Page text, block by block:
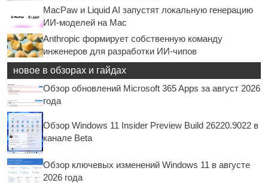
MacPaw и Liquid AI запустят локальную генерацию
ИИ-моделей на Mac
Anthropic формирует собственную команду
инженеров для разработки ИИ-чипов
новое в обзорах и гайдах
Обзор обновлений Microsoft 365 Apps за август 2026
года
Обзор Windows 11 Insider Preview Build 26220.9022 в
канале Beta
Обзор ключевых изменений Windows 11 в августе
2026 года